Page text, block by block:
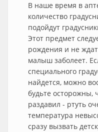
В наше время в
количество
подойдут
Этот предмет
рождения и не
малыш заболеет.
специального
найдется, можно
будьте осторожны,
раздавил - ртуть
температура
сразу вызвать